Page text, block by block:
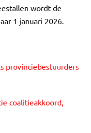
wordt de
1 januari 2026.
provinciebestuurders
coalitieakkoord,